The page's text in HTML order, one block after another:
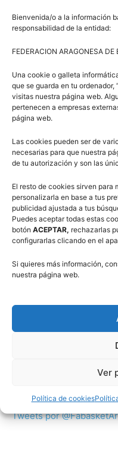
Bienvenida/o a la información
responsabilidad de la entidad:
FEDERACION ARAGONESA
Una cookie o galleta
que se guarda en tu
visitas nuestra página web.
pertenecen a empresas
página web.
Las cookies pueden ser de
necesarias para que nuestra
de tu autorización y son las
El resto de cookies sirven para
personalizarla en base a tus
publicidad ajustada a tus
Puedes aceptar todas estas
botón ACEPTAR, rechazarlas
configurarlas clicando en el
Si quieres más información,
nuestra página web.
Ver
Política de cookies
Síguenos en Redes
Suscríbete a nuestra
Correo electrónico
Tweets por